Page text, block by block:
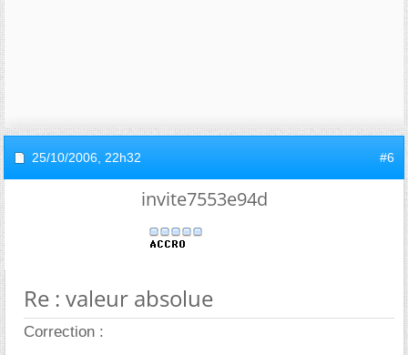
25/10/2006, 22h32 #6
invite7553e94d
Re : valeur absolue
Correction :